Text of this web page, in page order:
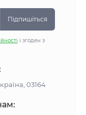
Підпишіться
і згоден з
03164